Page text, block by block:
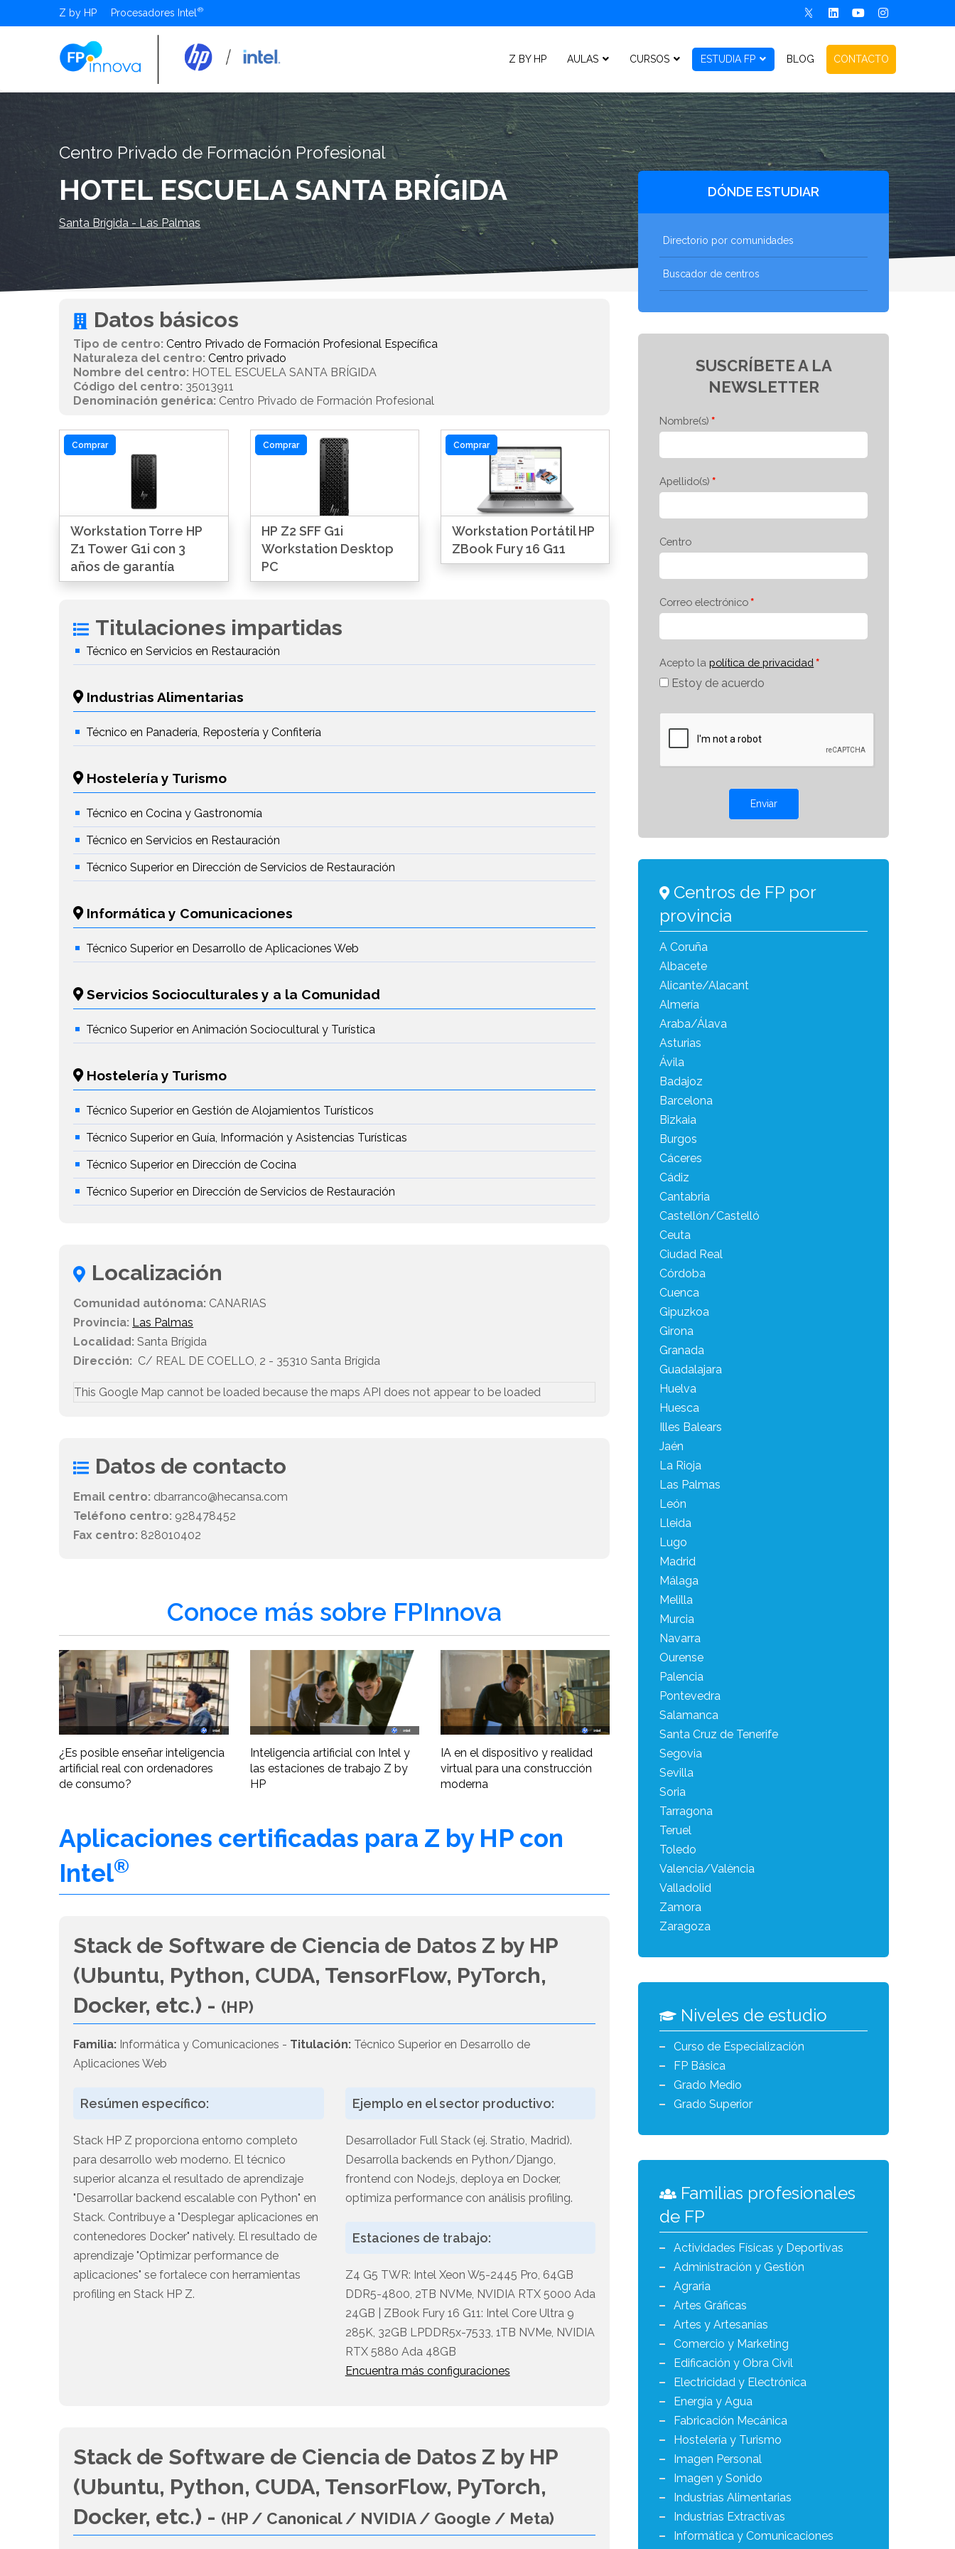
Z by HP Procesadores Intel
Z BY HP AULAS CURSOS ESTUDIA FP BLOG CONTACTO
Centro Privado de Formación Profesional
HOTEL ESCUELA SANTA BRÍGIDA
Santa Brígida - Las Palmas
Datos básicos
Tipo de centro: Centro Privado de Formación Profesional Específica
Naturaleza del centro: Centro privado
Nombre del centro: HOTEL ESCUELA SANTA BRÍGIDA
Código del centro: 35013911
Denominación genérica: Centro Privado de Formación Profesional
Comprar
Workstation Torre HP
Z1 Tower G1i con 3
años de garantía
Comprar
HP Z2 SFF G1i
Workstation Desktop
PC
Comprar
Workstation Portátil HP
ZBook Fury 16 G11
Titulaciones impartidas
Técnico en Servicios en Restauración
Industrias Alimentarias
Técnico en Panadería, Repostería y Confitería
Hostelería y Turismo
Técnico en Cocina y Gastronomía
Técnico en Servicios en Restauración
Técnico Superior en Dirección de Servicios de Restauración
Informática y Comunicaciones
Técnico Superior en Desarrollo de Aplicaciones Web
Servicios Socioculturales y a la Comunidad
Técnico Superior en Animación Sociocultural y Turística
Hostelería y Turismo
Técnico Superior en Gestión de Alojamientos Turísticos
Técnico Superior en Guía, Información y Asistencias Turísticas
Técnico Superior en Dirección de Cocina
Técnico Superior en Dirección de Servicios de Restauración
Localización
Comunidad autónoma: CANARIAS
Provincia: Las Palmas
Localidad: Santa Brígida
Dirección: C/ REAL DE COELLO, 2 - 35310 Santa Brígida
This Google Map cannot be loaded because the maps API does not appear to be loaded
Datos de contacto
Email centro: dbarranco@hecansa.com
Teléfono centro: 928478452
Fax centro: 828010402
Conoce más sobre FPInnova
¿Es posible enseñar inteligencia
artificial real con ordenadores
de consumo?
Inteligencia artificial con Intel y
las estaciones de trabajo Z by
HP
IA en el dispositivo y realidad
virtual para una construcción
moderna
Aplicaciones certificadas para Z by HP con
Intel®
Stack de Software de Ciencia de Datos Z by HP
(Ubuntu, Python, CUDA, TensorFlow, PyTorch,
Docker, etc.) - (HP)
Familia: Informática y Comunicaciones - Titulación: Técnico Superior en Desarrollo de
Aplicaciones Web
Resúmen específico:
Stack HP Z proporciona entorno completo
para desarrollo web moderno. El técnico
superior alcanza el resultado de aprendizaje
"Desarrollar backend escalable con Python" en
Stack. Contribuye a "Desplegar aplicaciones en
contenedores Docker" natively. El resultado de
aprendizaje "Optimizar performance de
aplicaciones" se fortalece con herramientas
profiling en Stack HP Z.
Ejemplo en el sector productivo:
Desarrollador Full Stack (ej. Stratio, Madrid).
Desarrolla backends en Python/Django,
frontend con Node.js, deploya en Docker,
optimiza performance con análisis profiling.
Estaciones de trabajo:
Z4 G5 TWR: Intel Xeon W5-2445 Pro, 64GB
DDR5-4800, 2TB NVMe, NVIDIA RTX 5000 Ada
24GB | ZBook Fury 16 G11: Intel Core Ultra 9
285K, 32GB LPDDR5x-7533, 1TB NVMe, NVIDIA
RTX 5880 Ada 48GB
Encuentra más configuraciones
Stack de Software de Ciencia de Datos Z by HP
(Ubuntu, Python, CUDA, TensorFlow, PyTorch,
Docker, etc.) - (HP / Canonical / NVIDIA / Google / Meta)
DÓNDE ESTUDIAR
Directorio por comunidades
Buscador de centros
SUSCRÍBETE A LA
NEWSLETTER
Nombre(s)
Apellido(s)
Centro
Correo electrónico
Acepto la política de privacidad
Estoy de acuerdo
Enviar
Centros de FP por
provincia
A Coruña
Albacete
Alicante/Alacant
Almería
Araba/Álava
Asturias
Ávila
Badajoz
Barcelona
Bizkaia
Burgos
Cáceres
Cádiz
Cantabria
Castellón/Castelló
Ceuta
Ciudad Real
Córdoba
Cuenca
Gipuzkoa
Girona
Granada
Guadalajara
Huelva
Huesca
Illes Balears
Jaén
La Rioja
Las Palmas
León
Lleida
Lugo
Madrid
Málaga
Melilla
Murcia
Navarra
Ourense
Palencia
Pontevedra
Salamanca
Santa Cruz de Tenerife
Segovia
Sevilla
Soria
Tarragona
Teruel
Toledo
Valencia/València
Valladolid
Zamora
Zaragoza
Niveles de estudio
Curso de Especialización
FP Básica
Grado Medio
Grado Superior
Familias profesionales
de FP
Actividades Físicas y Deportivas
Administración y Gestión
Agraria
Artes Gráficas
Artes y Artesanías
Comercio y Marketing
Edificación y Obra Civil
Electricidad y Electrónica
Energía y Agua
Fabricación Mecánica
Hostelería y Turismo
Imagen Personal
Imagen y Sonido
Industrias Alimentarias
Industrias Extractivas
Informática y Comunicaciones